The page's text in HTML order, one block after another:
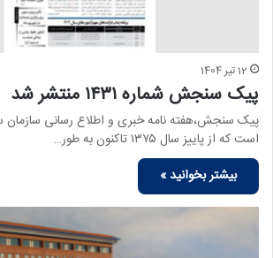
12 تیر 1404
پیک سنجش شماره ۱۴۳۱ منتشر شد
پیک سنجش،هفته نامه خبری و اطلاع رسانی
است که از پاییز سال ۱۳۷۵ تاکنون به طور…
بیشتر بخوانید »